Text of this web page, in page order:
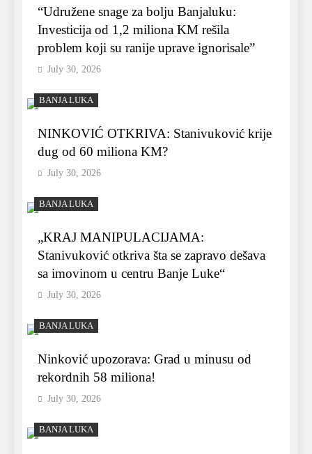
“Udružene snage za bolju Banjaluku:
Investicija od 1,2 miliona KM rešila
problem koji su ranije uprave ignorisale”
July 30, 2026
BANJA LUKA
NINKOVIĆ OTKRIVA: Stanivuković krije
dug od 60 miliona KM?
July 30, 2026
BANJA LUKA
„KRAJ MANIPULACIJAMA:
Stanivuković otkriva šta se zapravo dešava
sa imovinom u centru Banje Luke“
July 30, 2026
BANJA LUKA
Ninković upozorava: Grad u minusu od
rekordnih 58 miliona!
July 30, 2026
BANJA LUKA